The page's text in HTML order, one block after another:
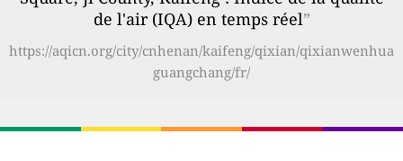
de l'air (IQA) en temps réel”
https://aqicn.org/city/cnhenan/kaifeng/qixian/qixianwenhua
guangchang/fr/